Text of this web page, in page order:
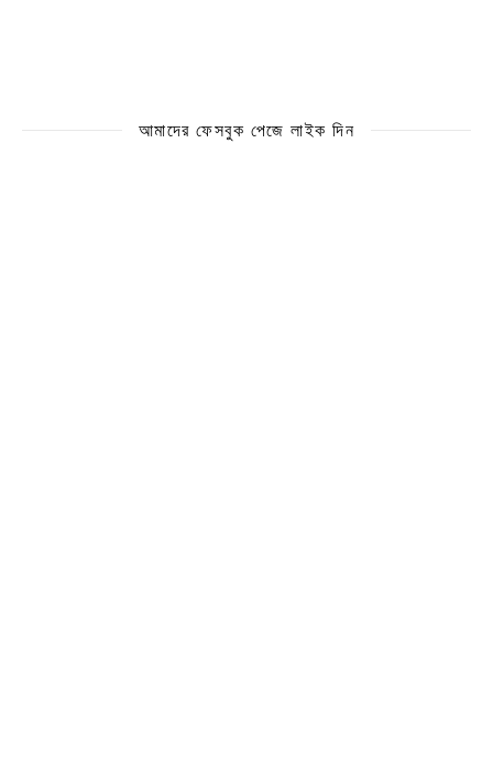
আমাদের ফেসবুক পেজে লাইক দিন